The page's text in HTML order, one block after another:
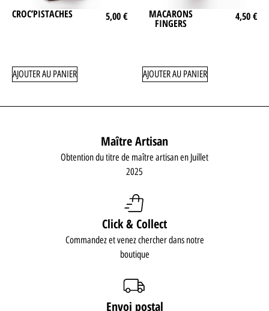
CROC’PISTACHES 5,00€
AJOUTER AU PANIER
MACARONS
FINGERS
4,50€
AJOUTER AU PANIER
Maître Artisan
Obtention du titre de maître artisan en Juillet
2025
Click & Collect
Commandez et venez chercher dans notre
boutique
Envoi postal